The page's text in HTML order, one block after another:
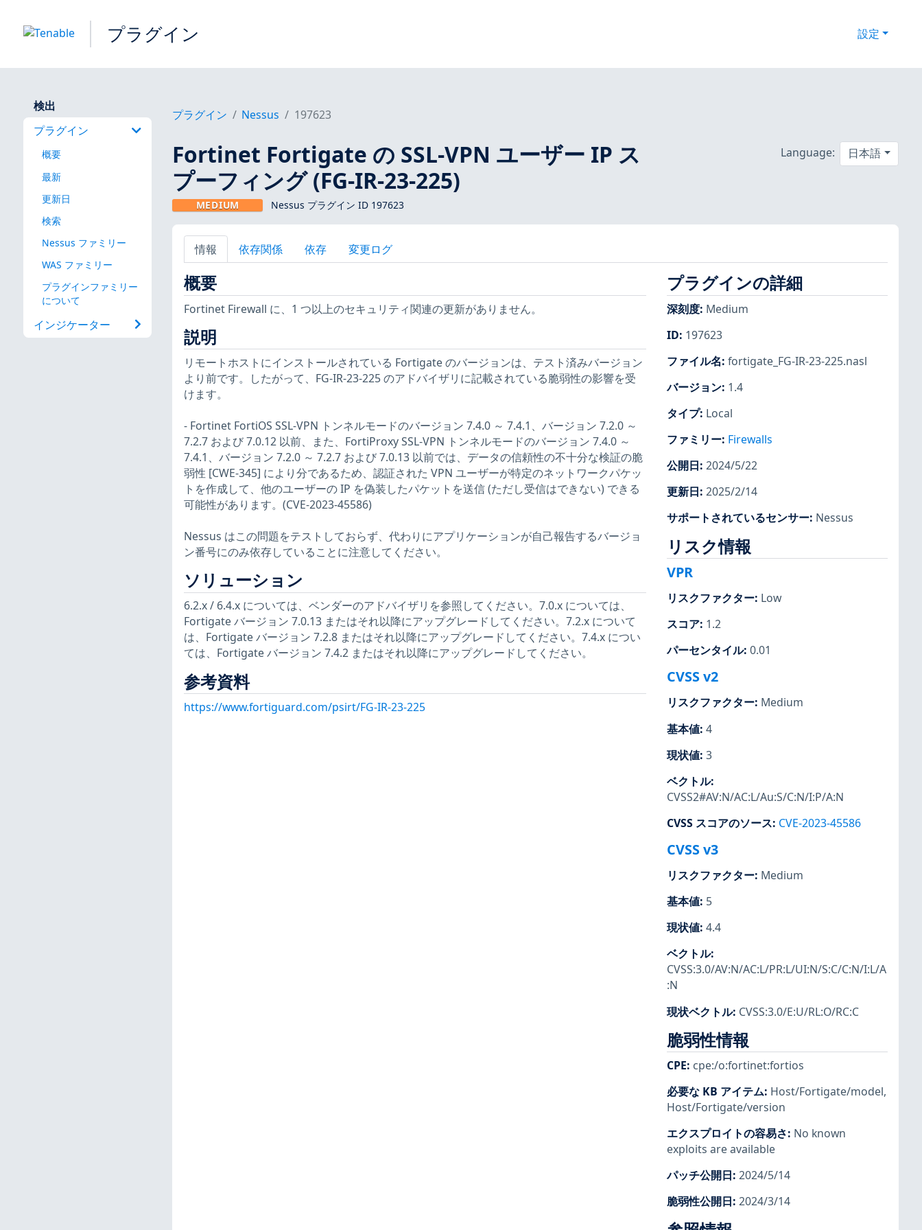
プラグイン 設定
検出
プラグイン
概要
最新
更新日
検索
Nessus ファミリー
WAS ファミリー
プラグインファミリー
について
インジケーター
プラグイン Nessus 197623
Fortinet Fortigate の SSL-VPN ユーザー IP ス
プーフィング (FG-IR-23-225)
MEDIUM Nessus プラグイン ID 197623
Language: 日本語
情報 依存関係 依存 変更ログ
概要
Fortinet Firewall に、1 つ以上のセキュリティ関連の更新がありません。
説明
リモートホストにインストールされている Fortigate のバージョンは、テスト済みバージョン
より前です。したがって、FG-IR-23-225 のアドバイザリに記載されている脆弱性の影響を受
けます。
- Fortinet FortiOS SSL-VPN トンネルモードのバージョン 7.4.0 ～ 7.4.1、バージョン 7.2.0 ～
7.2.7 および 7.0.12 以前、また、FortiProxy SSL-VPN トンネルモードのバージョン 7.4.0 ～
7.4.1、バージョン 7.2.0 ～ 7.2.7 および 7.0.13 以前では、データの信頼性の不十分な検証の脆
弱性 [CWE-345] により分であるため、認証された VPN ユーザーが特定のネットワークパケッ
トを作成して、他のユーザーの IP を偽装したパケットを送信 (ただし受信はできない) できる
可能性があります。(CVE-2023-45586)
Nessus はこの問題をテストしておらず、代わりにアプリケーションが自己報告するバージョ
ン番号にのみ依存していることに注意してください。
ソリューション
6.2.x / 6.4.x については、ベンダーのアドバイザリを参照してください。7.0.x については、
Fortigate バージョン 7.0.13 またはそれ以降にアップグレードしてください。7.2.x について
は、Fortigate バージョン 7.2.8 またはそれ以降にアップグレードしてください。7.4.x につい
ては、Fortigate バージョン 7.4.2 またはそれ以降にアップグレードしてください。
参考資料
https://www.fortiguard.com/psirt/FG-IR-23-225
プラグインの詳細
深刻度: Medium
ID: 197623
ファイル名: fortigate_FG-IR-23-225.nasl
バージョン: 1.4
タイプ: Local
ファミリー: Firewalls
公開日: 2024/5/22
更新日: 2025/2/14
サポートされているセンサー: Nessus
リスク情報
VPR
リスクファクター: Low
スコア: 1.2
パーセンタイル: 0.01
CVSS v2
リスクファクター: Medium
基本値: 4
現状値: 3
ベクトル:
CVSS2#AV:N/AC:L/Au:S/C:N/I:P/A:N
CVSS スコアのソース: CVE-2023-45586
CVSS v3
リスクファクター: Medium
基本値: 5
現状値: 4.4
ベクトル:
CVSS:3.0/AV:N/AC:L/PR:L/UI:N/S:C/C:N/I:L/A
:N
現状ベクトル: CVSS:3.0/E:U/RL:O/RC:C
脆弱性情報
CPE: cpe:/o:fortinet:fortios
必要な KB アイテム: Host/Fortigate/model,
Host/Fortigate/version
エクスプロイトの容易さ: No known
exploits are available
パッチ公開日: 2024/5/14
脆弱性公開日: 2024/3/14